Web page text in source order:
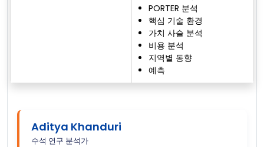
PORTER 분석
핵심 기술 환경
가치 사슬 분석
비용 분석
지역별 동향
예측
Aditya Khanduri
수석 연구 분석가